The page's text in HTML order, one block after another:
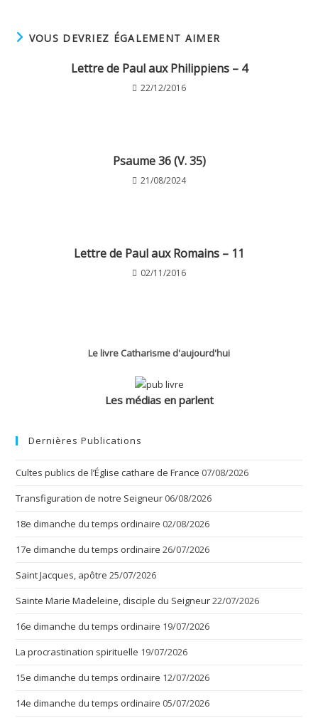
VOUS DEVRIEZ ÉGALEMENT AIMER
Lettre de Paul aux Philippiens – 4
22/12/2016
Psaume 36 (V. 35)
21/08/2024
Lettre de Paul aux Romains – 11
02/11/2016
Le livre Catharisme d'aujourd'hui
Les médias en parlent
Dernières Publications
Cultes publics de l’Église cathare de France 07/08/2026
Transfiguration de notre Seigneur 06/08/2026
18e dimanche du temps ordinaire 02/08/2026
17e dimanche du temps ordinaire 26/07/2026
Saint Jacques, apôtre 25/07/2026
Sainte Marie Madeleine, disciple du Seigneur22/07/2026
16e dimanche du temps ordinaire 19/07/2026
La procrastination spirituelle 19/07/2026
15e dimanche du temps ordinaire 12/07/2026
14e dimanche du temps ordinaire 05/07/2026